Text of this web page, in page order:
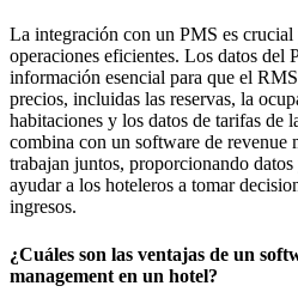
La integración con un PMS es
operaciones eficientes. Los datos del
información esencial para que el
precios, incluidas las reservas, la
habitaciones y los datos de tarifas de
combina con un software de revenue
trabajan juntos, proporcionando
ayudar a los hoteleros a tomar
ingresos.
¿Cuáles son las ventajas de un
management en un hotel?